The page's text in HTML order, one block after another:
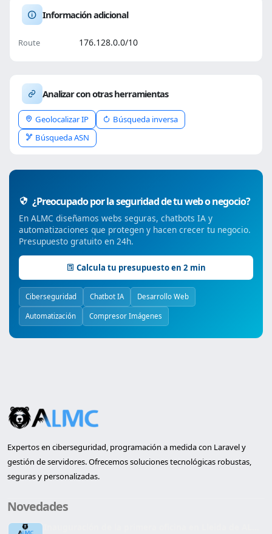
Información adicional
Route 176.128.0.0/10
Analizar con otras herramientas
Geolocalizar IP
Búsqueda inversa
Búsqueda ASN
¿Preocupado por la seguridad de tu web o negocio?
En ALMC diseñamos webs seguras, chatbots IA y
automatizaciones que protegen y hacen crecer tu negocio.
Presupuesto gratuito en 24h.
Calcula tu presupuesto en 2 min
Ciberseguridad Chatbot IA Desarrollo Web
Automatización Compresor Imágenes
Expertos en ciberseguridad, programación a medida con Laravel y
gestión de servidores. Ofrecemos soluciones tecnológicas robustas,
seguras y personalizadas.
Novedades